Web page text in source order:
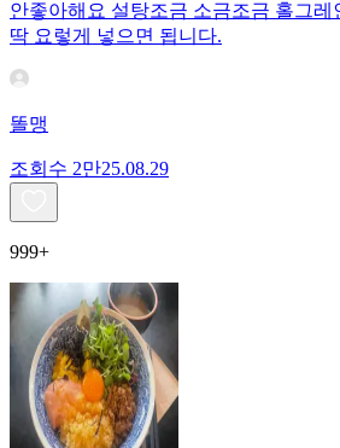
안좋아해요 설탕조금 소금조금 홀그레
딱 요렇게 넣으면 됩니다.
똘맹
조회수 2만25.08.29
999+